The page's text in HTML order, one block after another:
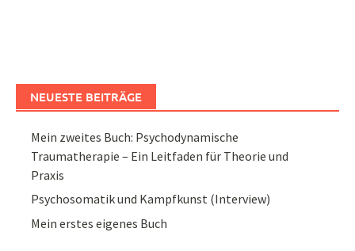
NEUESTE BEITRÄGE
Mein zweites Buch: Psychodynamische
Traumatherapie – Ein Leitfaden für Theorie und
Praxis
Psychosomatik und Kampfkunst (Interview)
Mein erstes eigenes Buch